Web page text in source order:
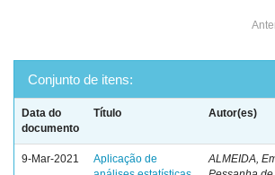
Conjunto de itens:
Data do
documento
Título Autor(es)
9-Mar-2021
Aplicação de
ALMEIDA,